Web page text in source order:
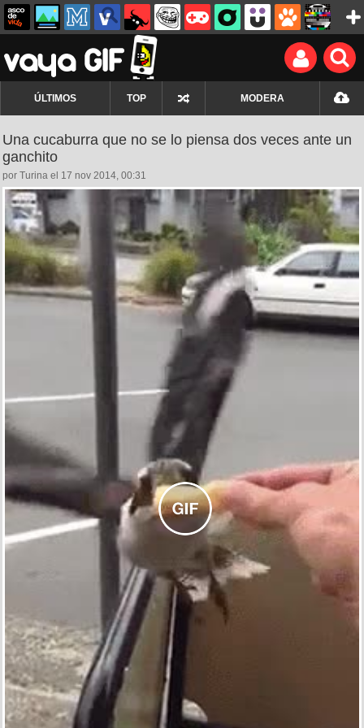
ÚLTIMOS TOP MODERA
Una cucaburra que no se lo piensa dos veces ante un
ganchito
por Turina el 17 nov 2014, 00:31